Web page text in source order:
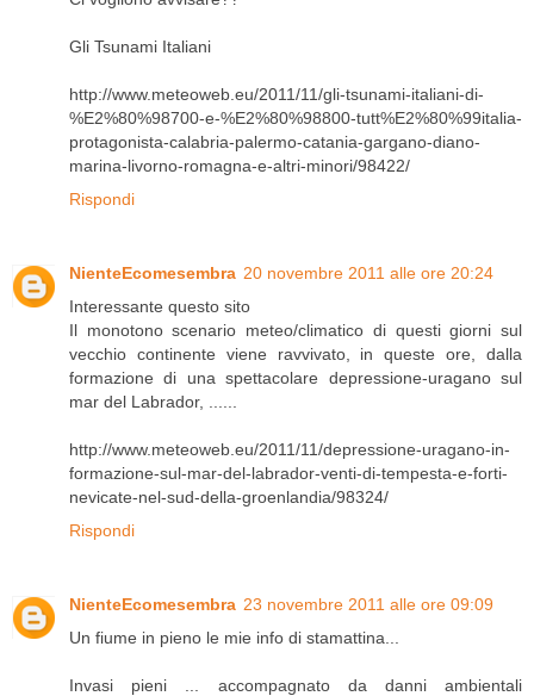
Gli Tsunami Italiani
http://www.meteoweb.eu/2011/11/gli-tsunami-italiani-di-
%E2%80%98700-e-%E2%80%98800-tutt%E2%80%99italia-
protagonista-calabria-palermo-catania-gargano-diano-
marina-livorno-romagna-e-altri-minori/98422/
Rispondi
NienteEcomesembra 20 novembre 2011 alle ore 20:24
Interessante questo sito
Il monotono scenario meteo/climatico di questi giorni sul
vecchio continente viene ravvivato, in queste ore, dalla
formazione di una spettacolare depressione-uragano sul
mar del Labrador, ......
http://www.meteoweb.eu/2011/11/depressione-uragano-in-
formazione-sul-mar-del-labrador-venti-di-tempesta-e-forti-
nevicate-nel-sud-della-groenlandia/98324/
Rispondi
NienteEcomesembra 23 novembre 2011 alle ore 09:09
Un fiume in pieno le mie info di stamattina...
Invasi pieni ... accompagnato da danni ambientali